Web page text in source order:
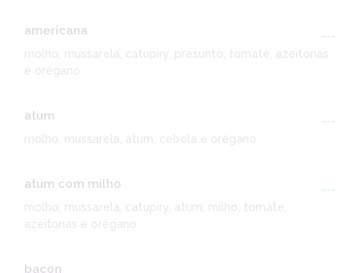
americana
---
molho, mussarela, catupiry, presunto, tomate, azeitonas
atum
---
molho, mussarela, atum, cebola e orégano
atum com milho
---
molho, mussarela, catupiry, atum, milho, tomate,
bacon